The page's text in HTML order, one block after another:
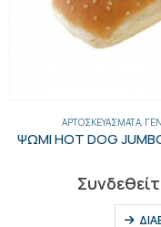
ΈΛΑΙΑ-ΕΛΙΈΣ-
ΕΛΙΕΣ